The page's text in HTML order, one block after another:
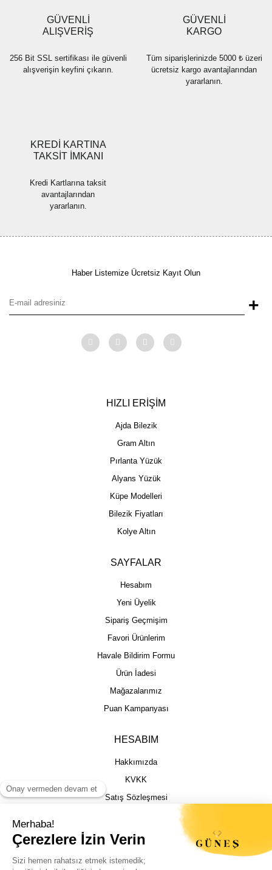
Ürün fiyatı diğer sitelerden daha pahalı.
Bu ürüne benzer farklı alternatifler olmalı.
GÜVENLİ
ALIŞVERİŞ
256 Bit SSL sertifikası ile güvenli
alışverişin keyfini çıkarın.
GÜVENLİ
KARGO
Tüm siparişlerinizde 5000 ₺ üzeri
ücretsiz kargo avantajlarından
yararlanın.
KREDİ KARTINA
TAKSİT İMKANI
Kredi Kartlarına taksit
avantajlarından
yararlanın.
Haber Listemize Ücretsiz Kayıt Olun
+
HIZLI ERİŞİM
Ajda Bilezik
Gram Altın
Pırlanta Yüzük
Alyans Yüzük
Küpe Modelleri
Bilezik Fiyatları
Kolye Altın
SAYFALAR
Hesabım
Yeni Üyelik
Sipariş Geçmişim
Favori Ürünlerim
Havale Bildirim Formu
Ürün İadesi
Mağazalarımız
Puan Kampanyası
HESABIM
Hakkımızda
KVKK
Satış Sözleşmesi
İptal İade Şartları
Kargo Takibi